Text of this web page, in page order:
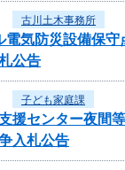
古川土木事務所
電気防災設備保守
公告
子ども家庭課
援センター夜間
入札公告